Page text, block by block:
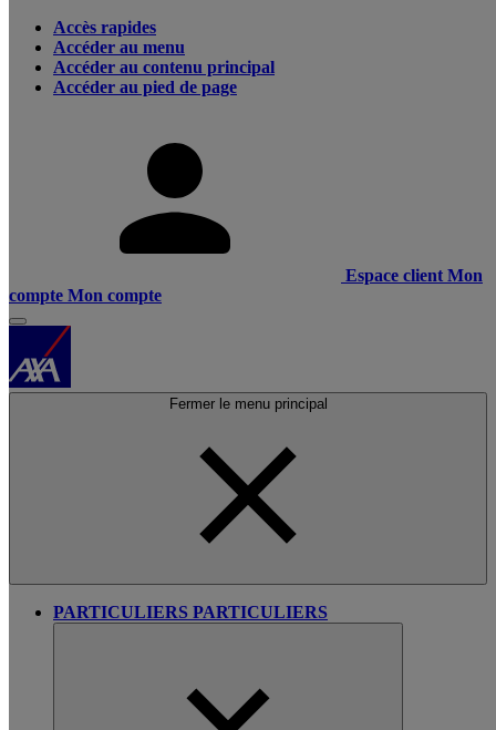
Accès rapides
Accéder au menu
Accéder au contenu principal
Accéder au pied de page
Espace client Mon
compte Mon compte
Fermer le menu principal
PARTICULIERS PARTICULIERS